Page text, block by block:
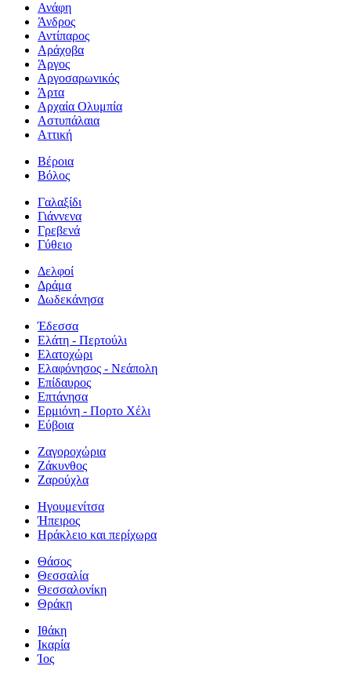
Ανάφη
Άνδρος
Αντίπαρος
Αράχοβα
Άργος
Αργοσαρωνικός
Άρτα
Αρχαία Ολυμπία
Αστυπάλαια
Αττική
Βέροια
Βόλος
Γαλαξίδι
Γιάννενα
Γρεβενά
Γύθειο
Δελφοί
Δράμα
Δωδεκάνησα
Έδεσσα
Ελάτη - Περτούλι
Ελατοχώρι
Ελαφόνησος - Νεάπολη
Επίδαυρος
Επτάνησα
Ερμιόνη - Πορτο Χέλι
Εύβοια
Ζαγοροχώρια
Ζάκυνθος
Ζαρούχλα
Ηγουμενίτσα
Ήπειρος
Ηράκλειο και περίχωρα
Θάσος
Θεσσαλία
Θεσσαλονίκη
Θράκη
Ιθάκη
Ικαρία
Ίος